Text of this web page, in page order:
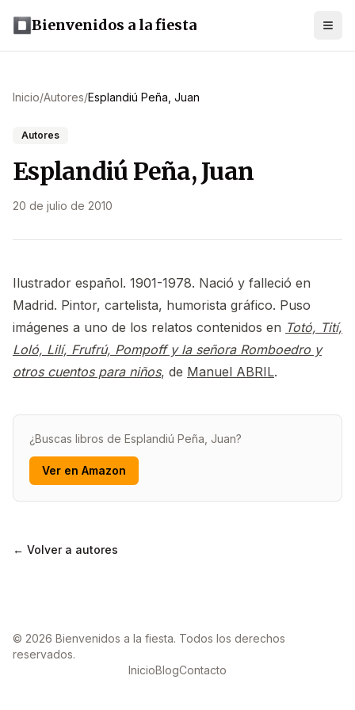
Bienvenidos a la fiesta
Inicio/Autores/Esplandiú Peña, Juan
Autores
Esplandiú Peña, Juan
20 de julio de 2010
Ilustrador español. 1901-1978. Nació y falleció en
Madrid. Pintor, cartelista, humorista gráfico. Puso
imágenes a uno de los relatos contenidos en Totó, Tití,
Loló, Lilí, Frufrú, Pompoff y la señora Romboedro y
otros cuentos para niños, de Manuel ABRIL.
¿Buscas libros de Esplandiú Peña, Juan?
Ver en Amazon
← Volver a autores
© 2026 Bienvenidos a la fiesta. Todos los derechos
reservados.
InicioBlogContacto